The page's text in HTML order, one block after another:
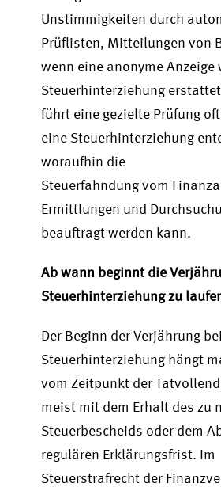
Unstimmigkeiten durch
Prüflisten, Mitteilungen von
wenn eine anonyme Anzeige
Steuerhinterziehung
führt eine gezielte Prüfung
eine Steuerhinterziehung
woraufhin die
Steuerfahndung vom
Ermittlungen und
beauftragt werden kann.
Ab wann beginnt die
Steuerhinterziehung zu
Der Beginn der Verjährung bei
Steuerhinterziehung hängt
vom Zeitpunkt der
meist mit dem Erhalt des zu
Steuerbescheids oder dem
regulären Erklärungsfrist. Im
Steuerstrafrecht der